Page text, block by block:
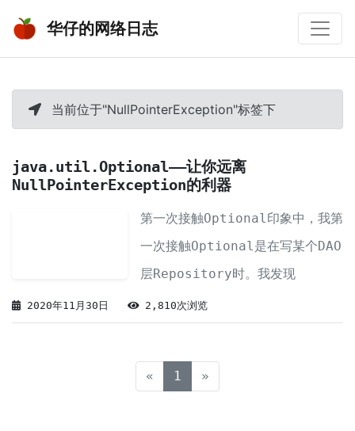
华仔的网络日志
当前位于"NullPointerException"标签下
java.util.Optional——让你远离
NullPointerException的利器
第一次接触Optional印象中，我第
一次接触Optional是在写某个DAO
层Repository时。我发现
findByXXX(...)方法返回的不是
个啥，为啥要这样？但当时的我，没
2020年11月30日 2,810次浏览
« 1 (current)
»